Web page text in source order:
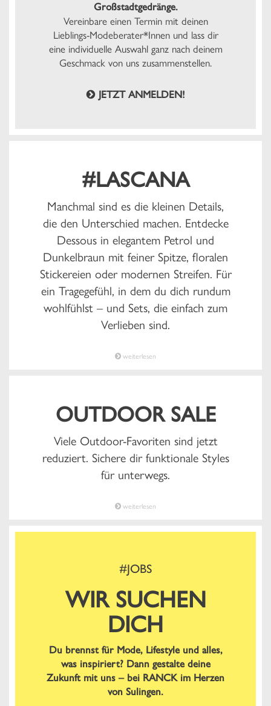
Großstadtgedränge.
Vereinbare einen Termin mit deinen
Lieblings-Modeberater*Innen und lass dir
eine individuelle Auswahl ganz nach deinem
Geschmack von uns zusammenstellen.
JETZT ANMELDEN!
#LASCANA
Manchmal sind es die kleinen Details,
die den Unterschied machen. Entdecke
Dessous in elegantem Petrol und
Dunkelbraun mit feiner Spitze, floralen
Stickereien oder modernen Streifen. Für
ein Tragegefühl, in dem du dich rundum
wohlfühlst – und Sets, die einfach zum
Verlieben sind.
weiterlesen
OUTDOOR SALE
Viele Outdoor-Favoriten sind jetzt
reduziert. Sichere dir funktionale Styles
für unterwegs.
weiterlesen
#JOBS
WIR SUCHEN
DICH
Du brennst für Mode, Lifestyle und alles,
was inspiriert? Dann gestalte deine
Zukunft mit uns – bei RANCK im Herzen
von Sulingen.